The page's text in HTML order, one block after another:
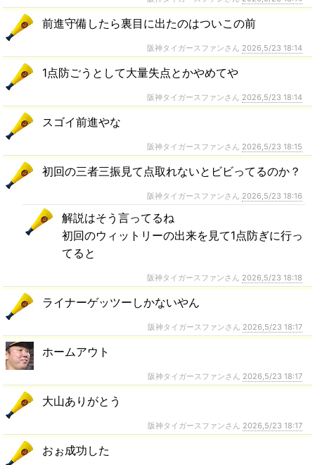
前進守備したら裏目に出たのはついこの前
阪神タイガースファンさん 2026,5/23 18:14
1点防ごうとして大量失点とかやめてや
阪神タイガースファンさん 2026,5/23 18:14
スゴイ前進やな
阪神タイガースファンさん 2026,5/23 18:15
初回の三者三振見て点取れないとビビってるのか？
阪神タイガースファンさん 2026,5/23 18:16
解説はそう言ってるね
初回のウィットリーの出来を見て1点防ぎに行っ
てると
阪神タイガースファンさん 2026,5/23 18:18
ライナーゲッツーしかないやん
阪神タイガースファンさん 2026,5/23 18:17
ホームアウト
阪神タイガースファンさん 2026,5/23 18:17
大山ありがとう
阪神タイガースファンさん 2026,5/23 18:17
おぉ成功した